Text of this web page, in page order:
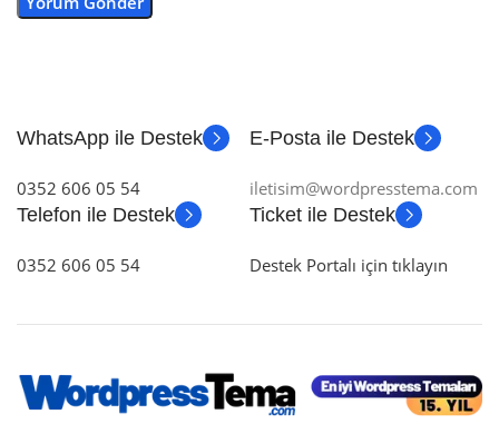
WhatsApp ile Destek
0352 606 05 54
E-Posta ile Destek
iletisim@wordpresstema.com
Telefon ile Destek
0352 606 05 54
Ticket ile Destek
Destek Portalı için tıklayın